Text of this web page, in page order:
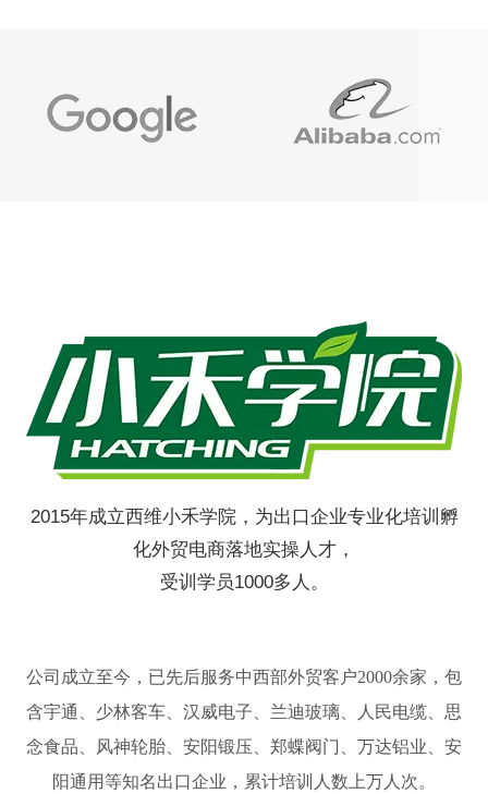
2015年成立西维小禾学院，为出口企业专业化培训孵
化外贸电商落地实操人才，
受训学员1000多人。
公司成立至今，已先后服务中西部外贸客户2000余家，包
含宇通、少林客车、汉威电子、兰迪玻璃、人民电缆、思
念食品、风神轮胎、安阳锻压、郑蝶阀门、万达铝业、安
阳通用等知名出口企业，累计培训人数上万人次。